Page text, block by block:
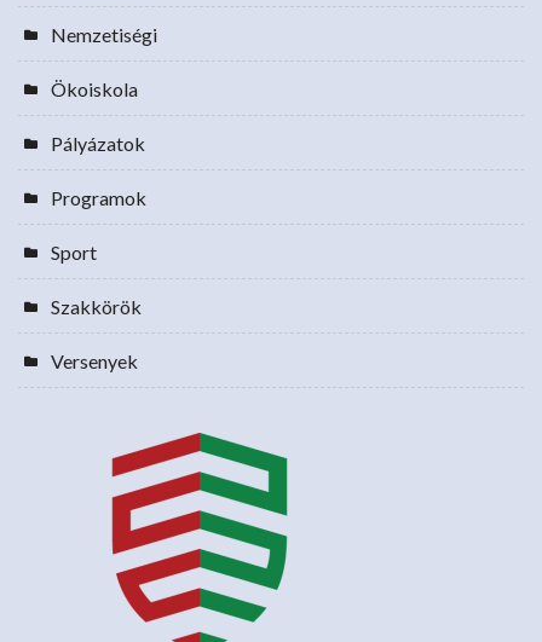
Nemzetiségi
Ökoiskola
Pályázatok
Programok
Sport
Szakkörök
Versenyek